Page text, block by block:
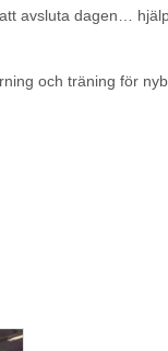
avsluta dagen…
och träning för